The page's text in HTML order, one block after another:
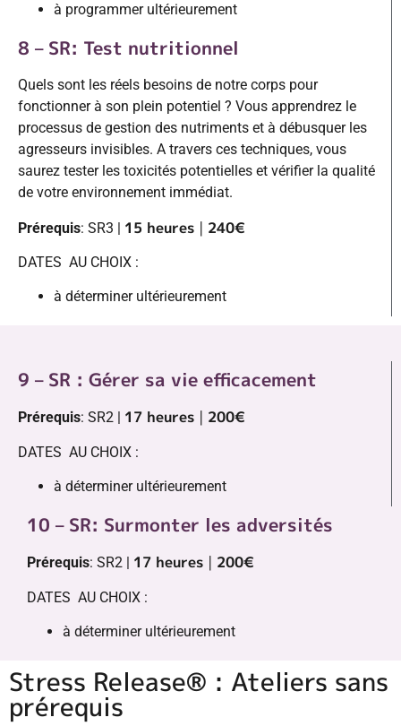
à programmer ultérieurement
8 – SR: Test nutritionnel
Quels sont les réels besoins de notre corps pour
fonctionner à son plein potentiel ? Vous apprendrez le
processus de gestion des nutriments et à débusquer les
agresseurs invisibles. A travers ces techniques, vous
saurez tester les toxicités potentielles et vérifier la qualité
de votre environnement immédiat.
Prérequis: SR3 | 15 heures | 240€
DATES AU CHOIX :
à déterminer ultérieurement
9 – SR : Gérer sa vie efficacement
Prérequis: SR2 | 17 heures | 200€
DATES AU CHOIX :
à déterminer ultérieurement
10 – SR: Surmonter les adversités
Prérequis: SR2 | 17 heures | 200€
DATES AU CHOIX :
à déterminer ultérieurement
Stress Release® : Ateliers sans
prérequis